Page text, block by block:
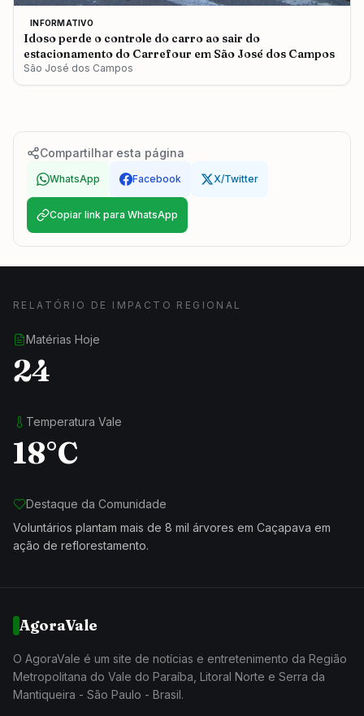
INFORMATIVO
Idoso perde o controle do carro ao sair do
estacionamento do Carrefour em São José dos Campos
São José dos Campos
Compartilhar esta página
WhatsApp Facebook X/Twitter
Copiar link para WhatsApp
RELATÓRIO DE IMPACTO REGIONAL
Matérias Hoje
24
Temperatura Vale
18°C
Destaque da Comunidade
Voluntários plantam mais de 8 mil árvores em Caçapava em
ação de reflorestamento.
AgoraVale
O AgoraVale é um site de notícias e entretenimento da Região
Metropolitana do Vale do Paraíba, Litoral Norte e Serra da
Mantiqueira - São Paulo - Brasil.